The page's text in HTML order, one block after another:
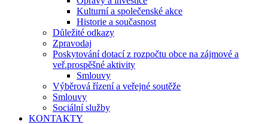
Kulturní a společenské akce
Historie a současnost
Důležité odkazy
Zpravodaj
Poskytování dotací z rozpočtu obce na zájmové a
veř.prospěšné aktivity
Smlouvy
Výběrová řízení a veřejné soutěže
Smlouvy
Sociální služby
KONTAKTY